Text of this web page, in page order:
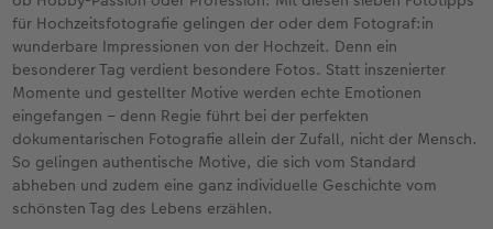
Kundenbeispiele
Webinare & VHS
CEWE Forum
CEWE myPhotos
Passbild
Scan-Service
Sofortsticker
Analog Services
Gallery Print
hexxas
Willkommensschild
Wandgestaltung
Fotokarten
Postkarten
Karte mit Einsteckfoto
Einzelkarten
Fotokalender
Haustierwelt
Geschenkideen
Kundenbeispiele
Familie
Geburtstag
Fotowettbewerbe
Faszination Fotografie
für Hochzeitsfotografie gelingen der oder dem Fotograf:in
wunderbare Impressionen von der Hochzeit. Denn ein
besonderer Tag verdient besondere Fotos. Statt inszenierter
Momente und gestellter Motive werden echte Emotionen
eingefangen – denn Regie führt bei der perfekten
dokumentarischen Fotografie allein der Zufall, nicht der Mensch.
So gelingen authentische Motive, die sich vom Standard
abheben und zudem eine ganz individuelle Geschichte vom
schönsten Tag des Lebens erzählen.